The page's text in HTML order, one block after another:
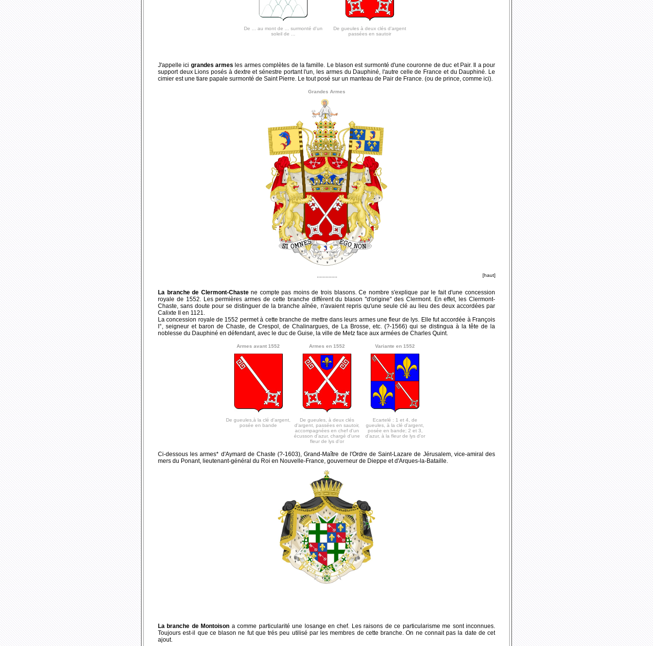
De ... au mont de ... surmonté d'un
soleil de ...
De gueules à deux clés d'argent
passées en sautoir
J'appelle ici grandes armes les armes complètes de la famille. Le blason est surmonté d'une couronne de duc et Pair. Il a pour
support deux Lions posés à dextre et sénestre portant l'un, les armes du Dauphiné, l'autre celle de France et du Dauphiné. Le
cimier est une tiare papale surmonté de Saint Pierre. Le tout posé sur un manteau de Pair de France. (ou de prince, comme ici).
Grandes Armes
.............. [haut]
La branche de Clermont-Chastene compte pas moins de trois blasons. Ce nombre s'explique par le fait d'une concession
royale de 1552. Les permières armes de cette branche diffèrent du blason "d'origine" des Clermont. En effet, les Clermont-
Chaste, sans doute pour se distinguer de la branche aînée, n'avaient repris qu'une seule clé au lieu des deux accordées par
Calixte II en 1121.
La concession royale de 1552 permet à cette branche de mettre dans leurs armes une fleur de lys. Elle fut accordée à François
I°, seigneur et baron de Chaste, de Crespol, de Chalinargues, de La Brosse, etc. (?-1566) qui se distingua à la tête de la
noblesse du Dauphiné en défendant, avec le duc de Guise, la ville de Metz face aux armées de Charles Quint.
Armes avant 1552
De gueules,à la clé d'argent,
posée en bande
Armes en 1552
De gueules, à deux clés
d'argent, passées en sautoir,
accompagnées en chef d'un
écusson d'azur, chargé d'une
fleur de lys d'or
Variante en 1552
Ecartelé : 1 et 4, de
gueules, à la clé d'argent,
posée en bande; 2 et 3,
d'azur, à la fleur de lys d'or
Ci-dessous les armes* d'Aymard de Chaste (?-1603), Grand-Maître de l'Ordre de Saint-Lazare de Jérusalem, vice-amiral des
mers du Ponant, lieutenant-général du Roi en Nouvelle-France, gouverneur de Dieppe et d'Arques-la-Bataille.
La branche de Montoison a comme particularité une losange en chef. Les raisons de ce particularisme me sont inconnues.
Toujours est-il que ce blason ne fut que trés peu utilisé par les membres de cette branche. On ne connait pas la date de cet
ajout.